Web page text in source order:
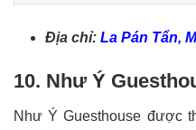
Địa chỉ: La Pán Tẩn,
10. Như Ý
Như Ý Guesthouse được